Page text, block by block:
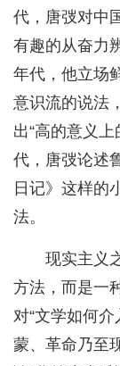
代，唐弢对中
有趣的从奋力
年代，他立场
意识流的说法
出“高的意义
代，唐弢论述
日记》这样的
法。
现实主义
方法，而是一
对“文学如何
蒙、革命乃至